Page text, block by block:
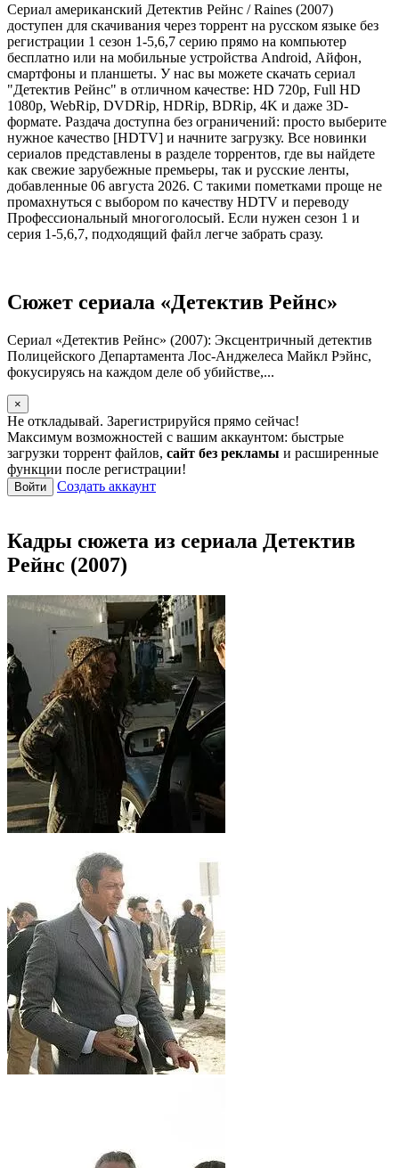
Сериал американский Детектив Рейнс / Raines (2007)
доступен для скачивания через торрент на русском языке без
регистрации 1 сезон 1-5,6,7 серию прямо на компьютер
бесплатно или на мобильные устройства Android, Айфон,
смартфоны и планшеты. У нас вы можете скачать сериал
"Детектив Рейнс" в отличном качестве: HD 720p, Full HD
1080p, WebRip, DVDRip, HDRip, BDRip, 4K и даже 3D-
формате. Раздача доступна без ограничений: просто выберите
нужное качество [HDTV] и начните загрузку. Все новинки
сериалов представлены в разделе торрентов, где вы найдете
как свежие зарубежные премьеры, так и русские ленты,
добавленные 06 августа 2026. С такими пометками проще не
промахнуться с выбором по качеству HDTV и переводу
Профессиональный многоголосый. Если нужен сезон 1 и
серия 1-5,6,7, подходящий файл легче забрать сразу.
Сюжет сериала «Детектив Рейнс»
Сериал «Детектив Рейнс» (2007): Эксцентричный детектив
Полицейского Департамента Лос-Анджелеса Майкл Рэйнс,
фокусируясь на каждом деле об убийстве,...
×
Не откладывай. Зарегистрируйся прямо сейчас!
Максимум возможностей с вашим аккаунтом: быстрые
загрузки торрент файлов, сайт без рекламы и расширенные
функции после регистрации!
Войти Создать аккаунт
Кадры сюжета из сериала Детектив
Рейнс (2007)